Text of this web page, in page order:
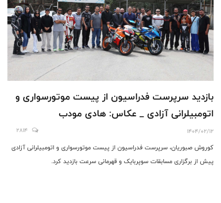
بازدید سرپرست فدراسیون از پیست موتورسواری و
اتومبیلرانی آزادی _ عکاس: هادی مودب
1404/02/12
2814
کوروش صبوریان، سرپرست فدراسیون از پیست موتورسواری و اتومبیلرانی آزادی
پیش از برگزاری مسابقات سوپربایک و قهرمانی سرعت‌ بازدید کرد.